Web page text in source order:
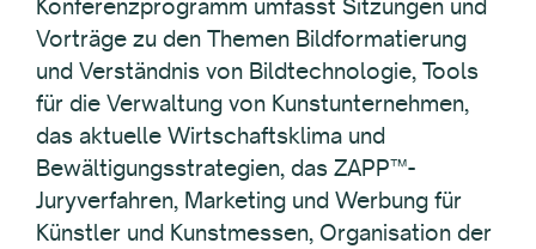
Konferenzprogramm umfasst Sitzungen und
Vorträge zu den Themen Bildformatierung
und Verständnis von Bildtechnologie, Tools
für die Verwaltung von Kunstunternehmen,
das aktuelle Wirtschaftsklima und
Bewältigungsstrategien, das ZAPP™-
Juryverfahren, Marketing und Werbung für
Künstler und Kunstmessen, Organisation der